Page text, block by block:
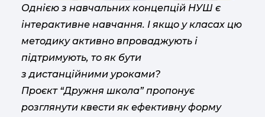
Однією з навчальних концепцій НУШ є
інтерактивне навчання. І якщо у класах цю
методику активно впроваджують і
підтримують, то як бути
з дистанційними уроками?
Проєкт “Дружня школа” пропонує
розглянути квести як ефективну форму